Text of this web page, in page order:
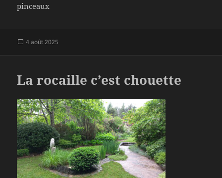
pinceaux
Publié
4 août 2025
La rocaille c’est chouette